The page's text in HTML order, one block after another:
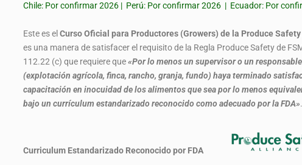
Chile: Por confirmar 2026 | Perú: Por confirmar 2026 | Ecuador: Por
Este es el Curso Oficial para Productores (Growers) de la Produce
es una manera de satisfacer el requisito de la Regla Produce Safety de
112.22 (c) que requiere que«Por lo menos un supervisor o un
(explotación agrícola, finca, rancho, granja, fundo) haya terminado
capacitación en inocuidad de los alimentos que sea por lo menos
bajo un currículum estandarizado reconocido como adecuado por la FDA».
Curriculum Estandarizado Reconocido por FDA